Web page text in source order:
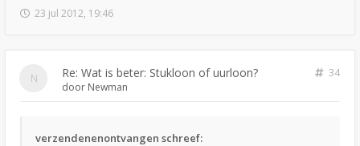
23 jul 2012, 19:46
Re: Wat is beter: Stukloon of uurloon?
34
door Newman
verzendenenontvangen schreef: